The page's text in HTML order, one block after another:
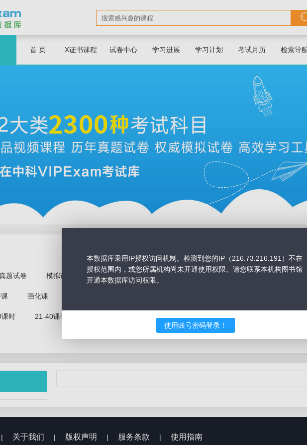
首 页 X证书课程 试卷中心 学习进展 学习计划 考试月历 检索导
题试卷 模拟试卷
强化课
课时 21-40课时 60课时以上
| 关于我们 | 版权声明 | 服务条款 | 使用指南
本数据库采用IP授权访问机制。检测到您的IP（216.73.216.191）不在
授权范围内，或您所属机构尚未开通使用权限。请您联系本机构图书馆
开通本数据库访问权限。
使用账号密码登录！